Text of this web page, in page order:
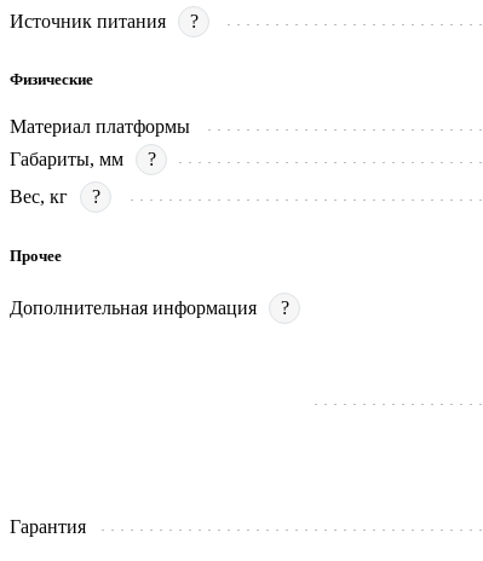
Источник питания ?
Физические
Материал платформы
Габариты, мм
?
Вес, кг
?
Прочее
Дополнительная информация
?
Гарантия